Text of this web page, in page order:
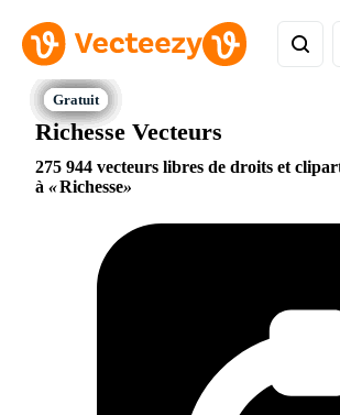
Richesse Vecteurs
275 944 vecteurs libres de droits et
à
Richesse